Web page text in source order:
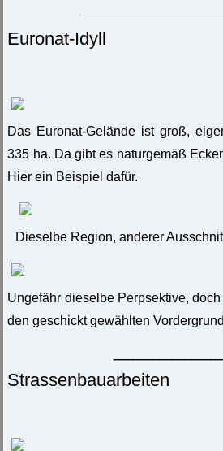
Euronat-Idyll
Das Euronat-Gelände ist groß,
335 ha. Da gibt es naturgemäß
Hier ein Beispiel dafür.
Dieselbe Region, anderer
Ungefähr dieselbe Perpsektive,
den geschickt gewählten
Strassenbauarbeiten